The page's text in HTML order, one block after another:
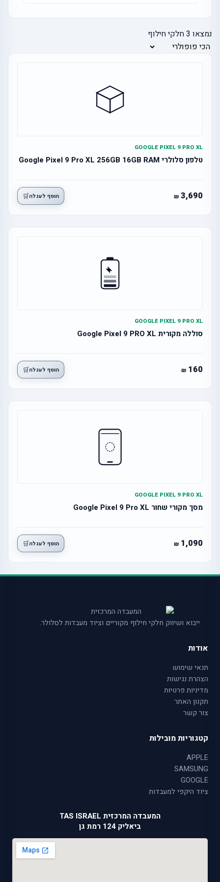
נמצאו 3חלקי חילוף
GOOGLE PIXEL 9 PRO XL
טלפון סלולרי Google Pixel 9 Pro XL 256GB 16GB RAM
3,690 הוסף לעגלה🛒
GOOGLE PIXEL 9 PRO XL
סוללה מקורית Google Pixel 9 PRO XL
160 הוסף לעגלה🛒
GOOGLE PIXEL 9 PRO XL
מסך מקורי שחור Google Pixel 9 Pro XL
1,090 הוסף לעגלה🛒
ייבוא ושיווק חלקי חילוף מקוריים וציוד מעבדות לסלולר.
אודות
תנאי שימוש
הצהרת נגישות
מדיניות פרטיות
תקנון האתר
צור קשר
קטגוריות מובילות
APPLE
SAMSUNG
GOOGLE
ציוד היקפי למעבדות
המעבדה המרכזית TAS ISRAEL
ביאליק 124 רמת גן